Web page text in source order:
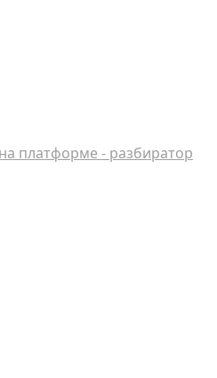
платформе - разбиратор